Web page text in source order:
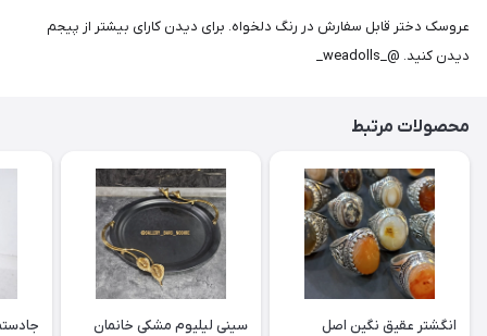
عروسک دختر قابل سفارش در رنگ دلخواه. برای دیدن کارای بیشتر از پیجم
دیدن کنید. @_weadolls_
محصولات مرتبط
انگشتر عقیق نگین اصل
سینی لیلیوم مشکی خانمان